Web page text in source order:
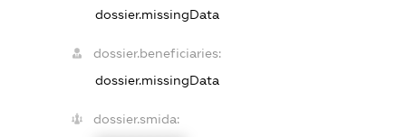
dossier.missingData
dossier.beneficiaries:
dossier.missingData
dossier.smida: